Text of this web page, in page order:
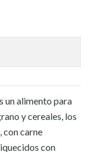
un alimento para
y cereales, los
con carne
con